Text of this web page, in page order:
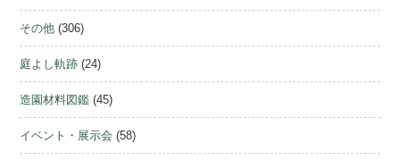
その他 (306)
庭よし軌跡 (24)
造園材料図鑑 (45)
イベント・展示会 (58)